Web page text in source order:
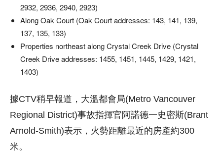
2932, 2936, 2940, 2923)
Along Oak Court (Oak Court addresses: 143, 141, 139,
137, 135, 133)
Properties northeast along Crystal Creek Drive (Crystal
Creek Drive addresses: 1455, 1451, 1445, 1429, 1421,
1403)
據CTV稍早報道，大溫都會局(Metro Vancouver
Regional District)事故指揮官阿諾德一史密斯(Brant
Arnold-Smith)表示，火勢距離最近的房產約300
米。